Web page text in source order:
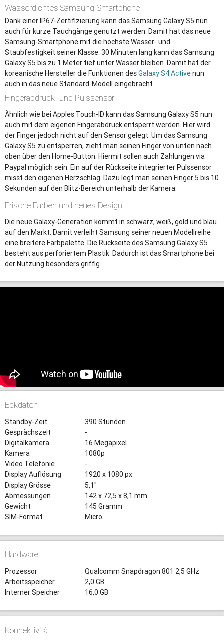
Wasserdichtes Samsung-Smartphone
Dank einer IP67-Zertifizierung kann das Samsung Galaxy S5 nun
auch für kurze Tauchgänge genutzt werden. Damit hat das neue
Samsung-Smartphone mit die höchste Wasser- und
Staubfestigkeit seiner Klasse. 30 Minuten lang kann das Samsung
Galaxy S5 bis zu 1 Meter tief unter Wasser bleiben. Damit hat der
koreanische Hersteller die Funktionen desGalaxy S4 Activenun
auch in das neue Standard-Modell eingebracht.
Fingerabdruck- und Pulssensor
Ähnlich wie bei Apples Touch-ID kann das Samsung Galaxy S5 nun
auch mit dem eigenen Fingerabdruck entsperrt werden. Hier wird
der Finger jedoch nicht auf den Sensor gelegt. Um das Samsung
Galaxy S5 zu entsperren, zieht man seinen Finger von unten nach
oben über den Home-Button. Hiermit sollen auch Zahlungen via
Paypal möglich sein. Ein auf der Rückseite integrierter Pulssensor
misst den eigenen Herzschlag. Dazu legt man seinen Finger 5 bis 10
Sekunden auf den Blitz-Bereich unterhalb der Kamera.
Frische Farben und neues Design
Die neue Galaxy-Generation kommt in schwarz, weiß, gold und blau
auf den Markt. Damit verleiht Samsung seiner neuen Modellreihe
eine breitere Farbpalette. Die Rückseite des Samsung Galaxy S5
besteht aus perforiertem Plastik. Dadurch ist das Smartphone bei
der Nutzung besonders griffig.
Eckdaten
Standby-Zeit
390 Stunden
Gesprächszeit
-
Digitalkamera
16 Megapixel
Kamera
1080p
Video Telefonie
-
Display Auflösung
1920 x 1080 px
Display Grösse
5,1"
Abmessungen
142 x 72,5 x 8,1 mm
Gewicht
145 Gramm
SIM-Format
Micro
Hardware
Prozessor
Qualcomm Snapdragon 801 2,5 GHz
Arbeitsspeicher
2,0 GB
Interner Speicher
16,0 GB
Konnektivität